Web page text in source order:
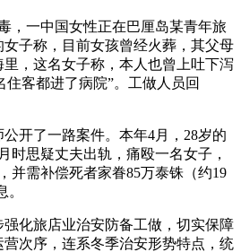
一中国女性正在巴厘岛某青年旅
子称，目前女孩曾经火葬，其父母
，这名女子称，本人也曾上吐下泻
客都进了病院”。工做人员回
了一路案件。本年4月，28岁的
时思疑丈夫出轨，痛殴一名女子，
并需补偿死者家眷85万泰铢（约19
化旅店业治安防备工做，切实保障
营次序，连系冬季治安形势特点，统